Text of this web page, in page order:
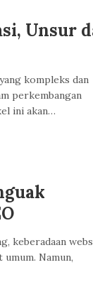
Unsur
kompleks dan
perkembangan
ini akan…
keberadaan
Namun,